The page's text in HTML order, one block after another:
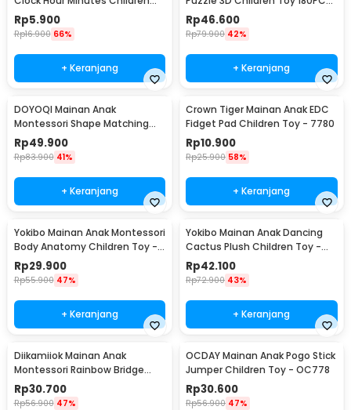
Toy - SZ0916
Rp5.900
Rp16.900 66%
+ Keranjang
- QW-A004
Rp46.600
Rp79.900 42%
+ Keranjang
DOYOQI Mainan Anak
Montessori Shape Matching
Children Toy - Z0566
Rp49.900
Rp83.900 41%
+ Keranjang
Crown Tiger Mainan Anak EDC
Fidget Pad Children Toy - 7780
Rp10.900
Rp25.900 58%
+ Keranjang
Yokibo Mainan Anak Montessori
Body Anatomy Children Toy -
DD232
Rp29.900
Rp55.900 47%
+ Keranjang
Yokibo Mainan Anak Dancing
Cactus Plush Children Toy -
N436
Rp42.100
Rp72.900 43%
+ Keranjang
Diikamiiok Mainan Anak
Montessori Rainbow Bridge
Children Toy - QT07
Rp30.700
Rp56.900 47%
OCDAY Mainan Anak Pogo Stick
Jumper Children Toy - OC778
Rp30.600
Rp56.900 47%